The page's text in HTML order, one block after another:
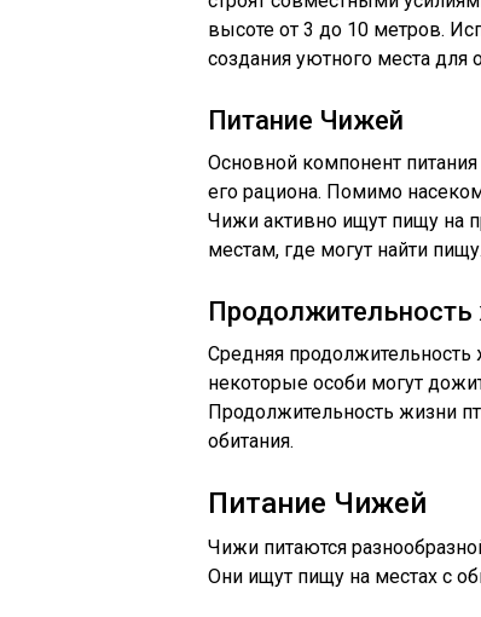
высоте от 3 до 10 метров.
создания уютного места для
Питание Чижей
Основной компонент
его рациона. Помимо
Чижи активно ищут пищу на
местам, где могут найти пищу.
Продолжительность
Средняя продолжительность
некоторые особи могут
Продолжительность жизни
обитания.
Питание Чижей
Чижи питаются
Они ищут пищу на местах с